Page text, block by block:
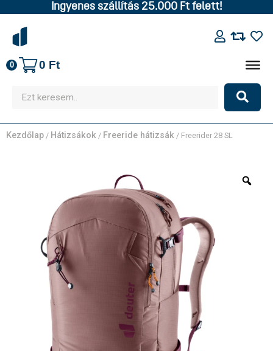
Ingyenes szállítás 25.000 Ft felett!
0 0 Ft
Kezdőlap / Hátizsákok / Freeride hátizsák / Freerider 28 SL